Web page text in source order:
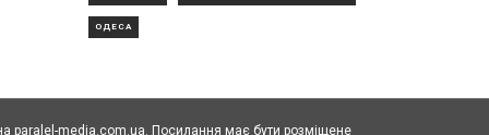
ОДЕСА
paralel-media.com.ua. Посилання має бути розміщене